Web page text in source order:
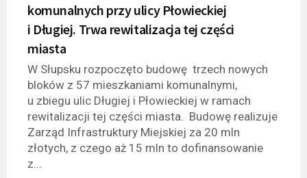
komunalnych przy ulicy Płowieckiej
i Długiej. Trwa rewitalizacja tej części
miasta
W Słupsku rozpoczęto budowę trzech nowych
bloków z 57 mieszkaniami komunalnymi,
u zbiegu ulic Długiej i Płowieckiej w ramach
rewitalizacji tej części miasta. Budowę realizuje
Zarząd Infrastruktury Miejskiej za 20 mln
złotych, z czego aż 15 mln to dofinansowanie
z...